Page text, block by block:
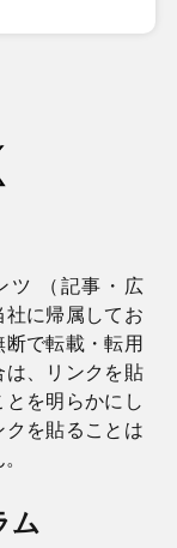
ツ （記事・広
に帰属してお
で転載・転用
は、リンクを貼
を明らかにし
クを貼ることは
ム